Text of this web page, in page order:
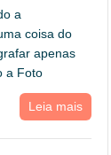
a
coisa do
apenas
a Foto
Leia mais